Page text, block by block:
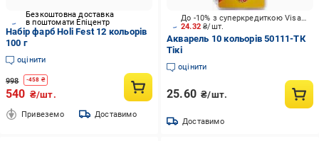
Безкоштовна доставка
в поштомати Епіцентр
Набір фарб Holi Fest 12 кольорів
100 г
оцінити
998 -458 ₴
540 ₴/шт.
Привеземо Доставимо
24.32₴/шт.
До -10% з суперкредиткою Visa Вигода
Акварель 10 кольорів 50111-ТК
Тікі
оцінити
25.60 ₴/шт.
Доставимо